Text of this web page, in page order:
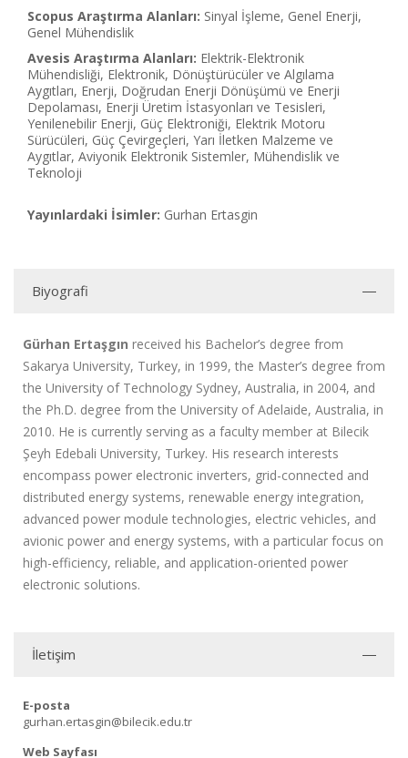
Scopus Araştırma Alanları: Sinyal İşleme, Genel Enerji,
Genel Mühendislik
Avesis Araştırma Alanları: Elektrik-Elektronik
Mühendisliği, Elektronik, Dönüştürücüler ve Algılama
Aygıtları, Enerji, Doğrudan Enerji Dönüşümü ve Enerji
Depolaması, Enerji Üretim İstasyonları ve Tesisleri,
Yenilenebilir Enerji, Güç Elektroniği, Elektrik Motoru
Sürücüleri, Güç Çevirgeçleri, Yarı İletken Malzeme ve
Aygıtlar, Aviyonik Elektronik Sistemler, Mühendislik ve
Teknoloji
Yayınlardaki İsimler: Gurhan Ertasgin
Biyografi
Gürhan Ertaşgın received his Bachelor’s degree from
Sakarya University, Turkey, in 1999, the Master’s degree from
the University of Technology Sydney, Australia, in 2004, and
the Ph.D. degree from the University of Adelaide, Australia, in
2010. He is currently serving as a faculty member at Bilecik
Şeyh Edebali University, Turkey. His research interests
encompass power electronic inverters, grid-connected and
distributed energy systems, renewable energy integration,
advanced power module technologies, electric vehicles, and
avionic power and energy systems, with a particular focus on
high-efficiency, reliable, and application-oriented power
electronic solutions.
İletişim
E-posta
gurhan.ertasgin@bilecik.edu.tr
Web Sayfası